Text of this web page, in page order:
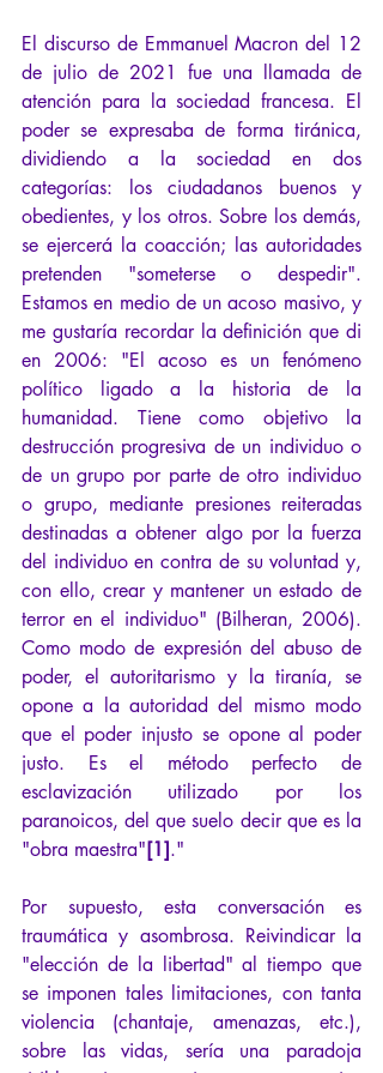
El discurso de Emmanuel Macron del 12
de julio de 2021 fue una llamada de
atención para la sociedad francesa. El
poder se expresaba de forma tiránica,
dividiendo a la sociedad en dos
categorías: los ciudadanos buenos y
obedientes, y los otros. Sobre los demás,
se ejercerá la coacción; las autoridades
pretenden "someterse o despedir".
Estamos en medio de un acoso masivo, y
me gustaría recordar la definición que di
en 2006: "El acoso es un fenómeno
político ligado a la historia de la
humanidad. Tiene como objetivo la
destrucción progresiva de un individuo o
de un grupo por parte de otro individuo
o grupo, mediante presiones reiteradas
destinadas a obtener algo por la fuerza
del individuo en contra de su voluntad y,
con ello, crear y mantener un estado de
terror en el individuo" (Bilheran, 2006).
Como modo de expresión del abuso de
poder, el autoritarismo y la tiranía, se
opone a la autoridad del mismo modo
que el poder injusto se opone al poder
justo. Es el método perfecto de
esclavización utilizado por los
paranoicos, del que suelo decir que es la
"obra maestra"[1]."
Por supuesto, esta conversación es
traumática y asombrosa. Reivindicar la
"elección de la libertad" al tiempo que
se imponen tales limitaciones, con tanta
violencia (chantaje, amenazas, etc.),
sobre las vidas, sería una paradoja